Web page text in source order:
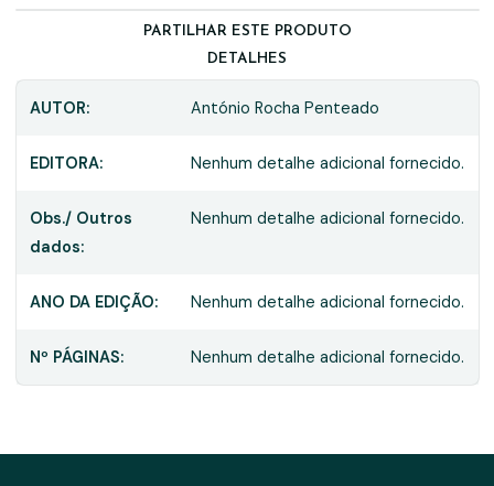
PARTILHAR ESTE PRODUTO
DETALHES
AUTOR: António Rocha Penteado
EDITORA: Nenhum detalhe adicional fornecido.
Obs./ Outros
dados:
Nenhum detalhe adicional fornecido.
ANO DA EDIÇÃO: Nenhum detalhe adicional fornecido.
Nº PÁGINAS: Nenhum detalhe adicional fornecido.